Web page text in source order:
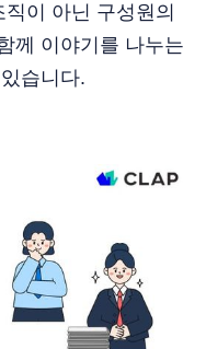
이 아닌 구성원의
께 이야기를 나누는
습니다.